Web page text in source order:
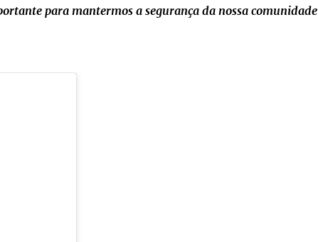
para mantermos a segurança da nossa comunidade